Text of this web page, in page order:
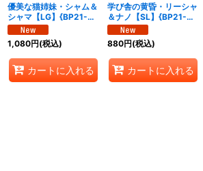
優美な猫姉妹・シャム＆
シャマ【LG】{BP21-
PR02}《エルフ》
1,080円(税込)
カートに入れる
学び舎の黄昏・リーシャ
＆ナノ【SL】{BP21-
SL05}《ロイヤル》
880円(税込)
カートに入れる